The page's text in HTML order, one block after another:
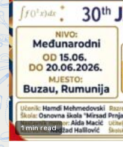
1 min read